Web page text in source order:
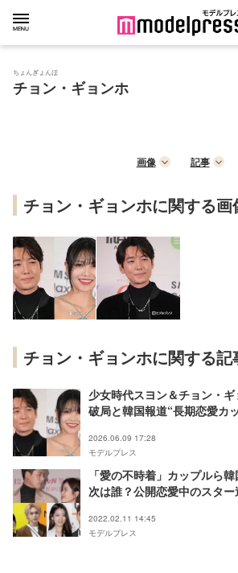
ちょんぎょんほ
チョン・ギョンホ
画像 記事
チョン・ギョンホに関する画
チョン・ギョンホに関する記
少女時代スヨン＆チョン・
破局と韓国報道“長期恋愛カ
2026.06.09 17:28
モデルプレス
「愛の不時着」カップルら
次は誰？公開恋愛中のスタ
2022.02.11 14:45
モデルプレス